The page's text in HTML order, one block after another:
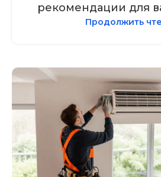
рекомендации для
Продолжить